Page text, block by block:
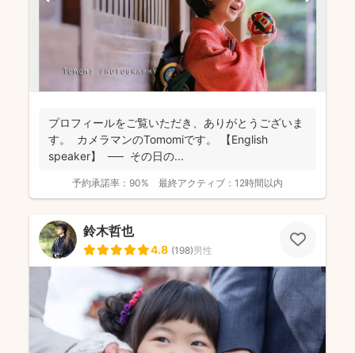
プロフィールをご覧いただき、ありがとうございま
す。 カメラマンのTomomiです。 【English
speaker】 ── その日の...
予約承諾率： 90% 最終アクティブ： 12時間以内
鈴木哲也
4.8 (198)男性